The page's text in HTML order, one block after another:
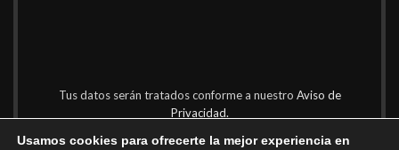
Tus datos serán tratados conforme a nuestro Aviso de
Privacidad.
Usamos cookies para ofrecerte la mejor experiencia en